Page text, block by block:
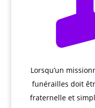
Lorsqu’un
funérailles doit
fraternelle et